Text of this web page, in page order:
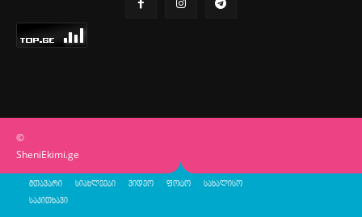
©
SheniEkimi.ge
მთავარი სიახლეები ვიდეო ფოტო სახალისო
საკითხავი